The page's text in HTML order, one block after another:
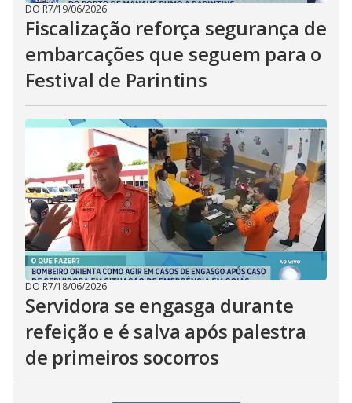
DO R7/19/06/2026
Fiscalização reforça segurança de
embarcações que seguem para o
Festival de Parintins
DO R7/18/06/2026
Servidora se engasga durante
refeição e é salva após palestra
de primeiros socorros